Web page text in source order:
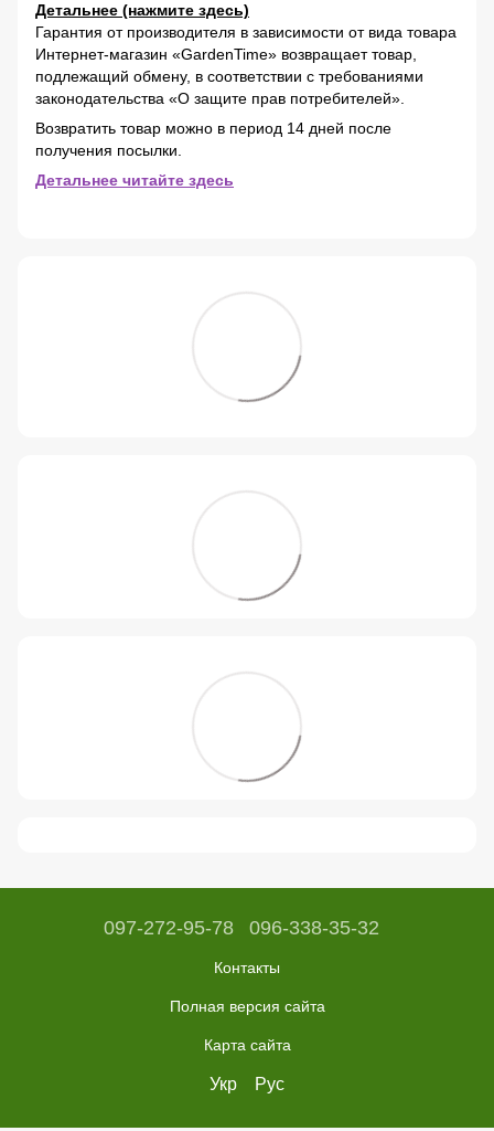
Детальнее (нажмите здесь)
Гарантия от производителя в зависимости от вида товара
Интернет-магазин «GardenTime» возвращает товар,
подлежащий обмену, в соответствии с требованиями
законодательства «О защите прав потребителей».
Возвратить товар можно в период 14 дней после
получения посылки.
Детальнее читайте здесь
097-272-95-78 096-338-35-32
Контакты
Полная версия сайта
Карта сайта
Укр Рус